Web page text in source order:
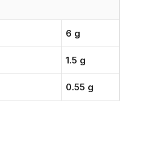
6 g
1.5 g
0.55 g